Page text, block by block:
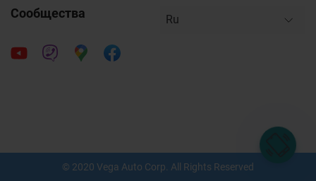
Сообщества
© 2020 Vega Auto Corp. All Rights Reserved